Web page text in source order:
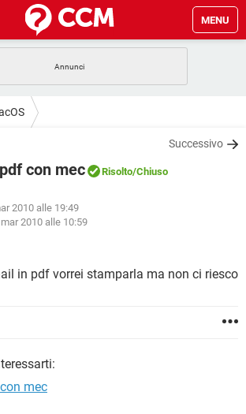
MENU
WHATSAPP
GAMING
WINDOWS 10
FACEBOOK
ANDROID
Successivo
con mec Risolto/Chiuso
2010 alle 19:49
2010 alle 10:59
in pdf vorrei stamparla ma non ci riesco
mec